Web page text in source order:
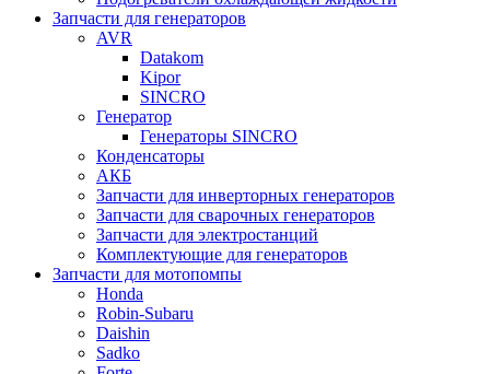
Запчасти для генераторов
AVR
Datakom
Kipor
SINCRO
Генератор
Генераторы SINCRO
Конденсаторы
АКБ
Запчасти для инверторных генераторов
Запчасти для сварочных генераторов
Запчасти для электростанций
Комплектующие для генераторов
Запчасти для мотопомпы
Honda
Robin-Subaru
Daishin
Sadko